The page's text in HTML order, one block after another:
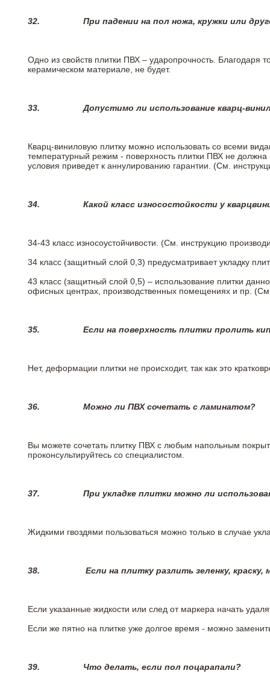
32. При падении на пол ножа, кружки или
Одно из свойств плитки ПВХ – ударопрочность. Благодаря
керамическом материале, не будет.
33.Допустимо ли использование кварц-
Кварц-виниловую плитку можно использовать со всеми
температурный режим - поверхность плитки ПВХ не
условия приведет к аннулированию гарантии. (См.
34. Какой класс износостойкости у
34-43 класс износоустойчивости. (См. инструкцию
34 класс (защитный слой 0,3) предусматривает укладку
43 класс (защитный слой 0,5) – использование плитки
офисных центрах, производственных помещениях и пр.
35. Если на поверхность плитки пролить
Нет, деформации плитки не происходит, так как это
36. Можно ли ПВХ сочетать с ламинатом?
Вы можете сочетать плитку ПВХ с любым напольным
проконсультируйтесь со специалистом.
37. При укладке плитки можно ли
Жидкими гвоздями пользоваться можно только в случае
38. Если на плитку разлить зеленку,
Если указанные жидкости или след от маркера начать
Если же пятно на плитке уже долгое время - можно
39. Что делать, если пол поцарапали?